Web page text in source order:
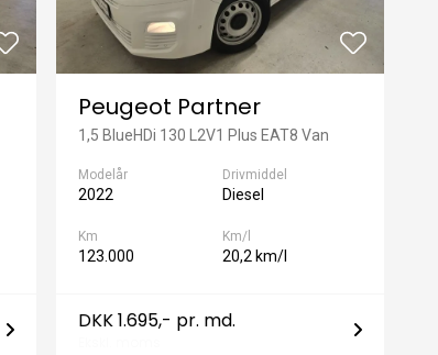
Peugeot Partner
1,5 BlueHDi 130 L2V1 Plus EAT8 Van
Modelår
2022
Drivmiddel
Diesel
Km
123.000
Km/l
20,2 km/l
DKK 1.695,- pr. md.